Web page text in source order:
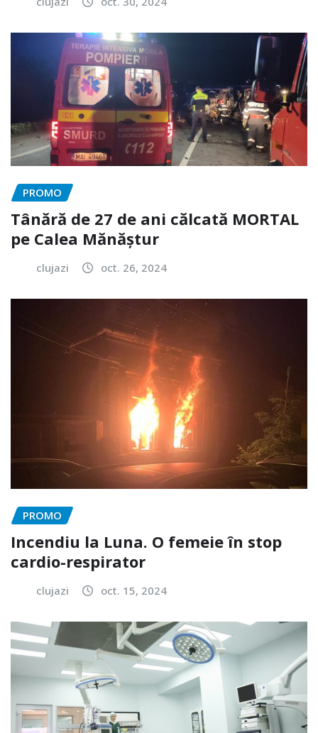
PROMO
Tânără de 27 de ani călcată MORTAL
pe Calea Mănăștur
clujazi oct. 26, 2024
PROMO
Incendiu la Luna. O femeie în stop
cardio-respirator
clujazi oct. 15, 2024